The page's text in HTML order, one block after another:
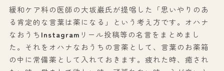
緩和ケア科の医師の大坂巌氏が提唱した「思いやりのあ
る肯定的な言葉は薬になる」という考え方です。オハナ
なおうち Instagram リール投稿等の名言をまとめまし
た。それをオハナなおうちの言薬として、言葉のお薬箱
の中に常備薬として入れておきます。疲れた時、癒され